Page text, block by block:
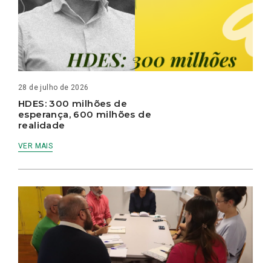
28 de julho de 2026
HDES: 300 milhões de
esperança, 600 milhões de
realidade
VER MAIS